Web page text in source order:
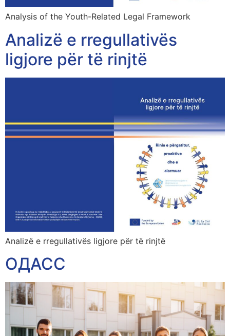
Analysis of the Youth-Related Legal Framework
Analizë e rregullativës
ligjore për të rinjtë
Analizë e rregullativës ligjore për të rinjtë
ОДАСС